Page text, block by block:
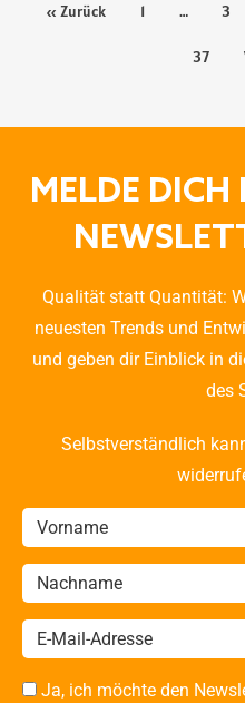
« Zurück 1 … 3
37
MELDE DICH
Qualität statt Quantität:
neuesten Trends und
und geben dir Einblick in
des
Selbstverständlich
Ja, ich möchte den